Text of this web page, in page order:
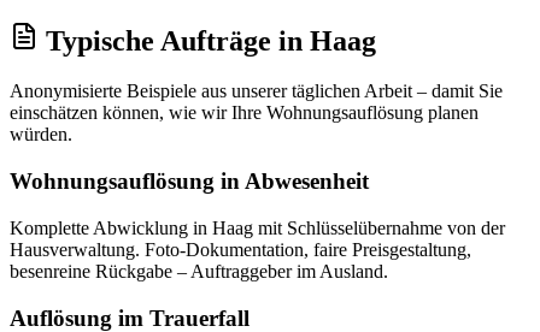
Typische Aufträge in Haag
Anonymisierte Beispiele aus unserer täglichen Arbeit – damit Sie
einschätzen können, wie wir Ihre Wohnungsauflösung planen
würden.
Wohnungsauflösung in Abwesenheit
Komplette Abwicklung in Haag mit Schlüsselübernahme von der
Hausverwaltung. Foto-Dokumentation, faire Preisgestaltung,
besenreine Rückgabe – Auftraggeber im Ausland.
Auflösung im Trauerfall